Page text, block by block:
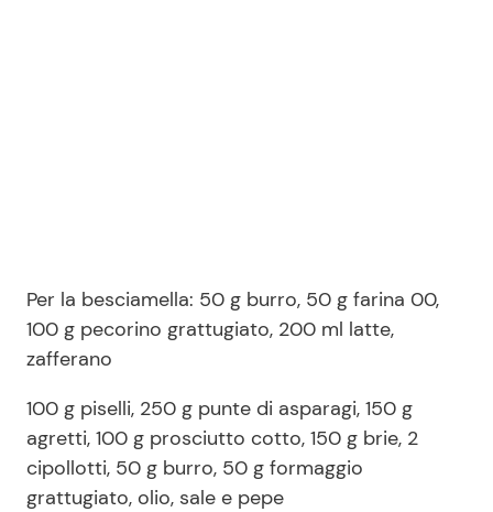
Per la besciamella: 50 g burro, 50 g farina 00,
100 g pecorino grattugiato, 200 ml latte,
zafferano
100 g piselli, 250 g punte di asparagi, 150 g
agretti, 100 g prosciutto cotto, 150 g brie, 2
cipollotti, 50 g burro, 50 g formaggio
grattugiato, olio, sale e pepe